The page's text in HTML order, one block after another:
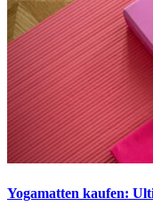
Yogamatten kaufen: